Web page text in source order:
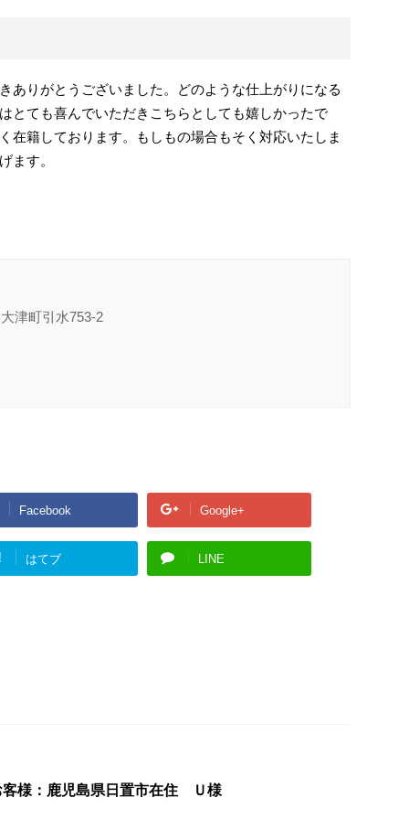
ありがとうございました。
どのような仕上がりになる
とても喜んでいただきこちらとしても嬉しかったで
在籍しております。もしもの場合もそく対応いたしま
ます。
津町引水753-2
Facebook Google+
はてブ LINE
客様：鹿児島県日置市在住 Ｕ様